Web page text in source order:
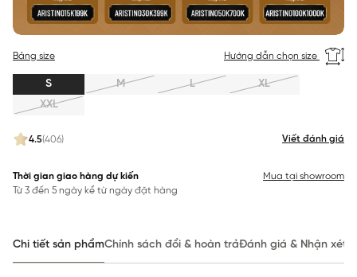
4.5(406) Viết đánh giá
Bảng size Hướng dẫn chọn size
S M L
XL
XXL
Thời gian giao hàng dự kiến
Từ 3 đến 5 ngày kể từ ngày đặt hàng
Mua tại showroom
Chi tiết sản phẩmChính sách đổi & hoàn trảĐánh giá & Nhận xét